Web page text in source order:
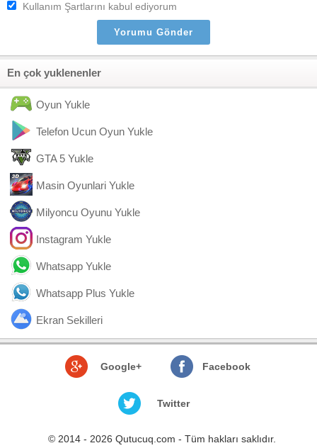
Kullanım Şartlarını kabul ediyorum
En çok yuklenenler
Oyun Yukle
Telefon Ucun Oyun Yukle
GTA 5 Yukle
Masin Oyunlari Yukle
Milyoncu Oyunu Yukle
Instagram Yukle
Whatsapp Yukle
Whatsapp Plus Yukle
Ekran Sekilleri
Google+ Facebook
Twitter
© 2014 - 2026 Qutucuq.com - Tüm hakları saklıdır.